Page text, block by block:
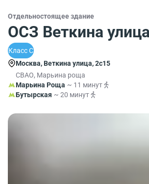
Отдельностоящее здание
ОСЗ Веткина
Класс C
Москва, Веткина улица, 2с15
СВАО, Марьина роща
Марьина Роща ~ 11 минут
Бутырская ~ 20 минут